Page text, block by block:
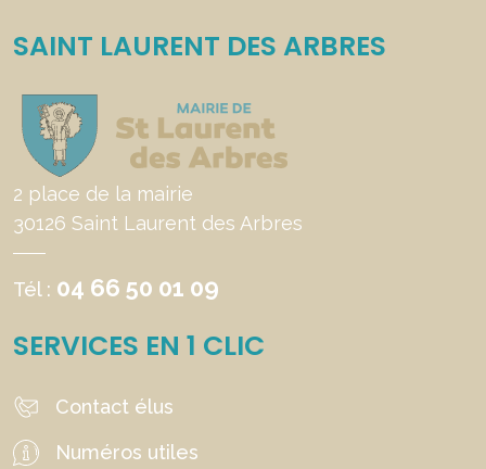
SAINT LAURENT DES ARBRES
2 place de la mairie
30126 Saint Laurent des Arbres
Tél : 04 66 50 01 09
SERVICES EN 1 CLIC
Contact élus
Numéros utiles